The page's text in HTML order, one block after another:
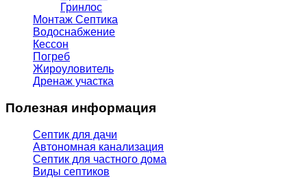
Гринлос
Монтаж Септика
Водоснабжение
Кессон
Погреб
Жироуловитель
Дренаж участка
Полезная информация
Септик для дачи
Автономная канализация
Септик для частного дома
Виды септиков